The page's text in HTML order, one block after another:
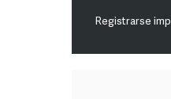
Registrarse